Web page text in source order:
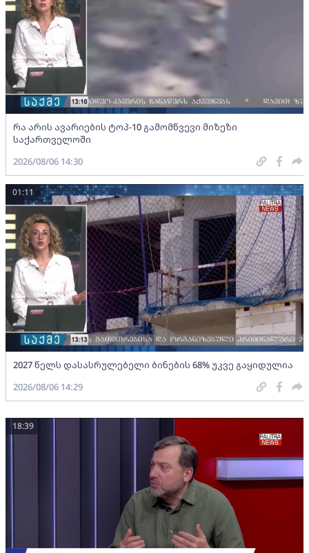
რა არის ავარიების ტოპ-10 გამომწვევი მიზეზი
საქართველოში
2026/08/06 14:30
2027 წელს დასასრულებელი ბინების 68% უკვე გაყიდულია
01:11
2026/08/06 14:29
18:39